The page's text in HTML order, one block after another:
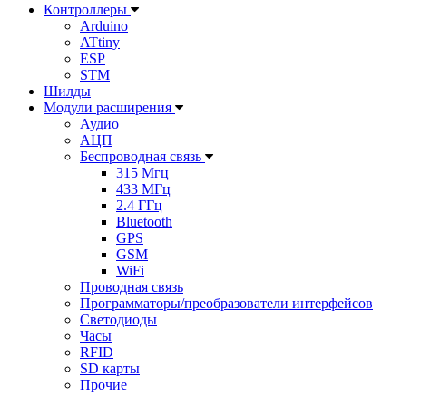
Контроллеры
Arduino
ATtiny
ESP
STM
Шилды
Модули расширения
Аудио
АЦП
Беспроводная связь
315 Мгц
433 МГц
2.4 ГГц
Bluetooth
GPS
GSM
WiFi
Проводная связь
Программаторы/преобразователи интерфейсов
Светодиоды
Часы
RFID
SD карты
Прочие